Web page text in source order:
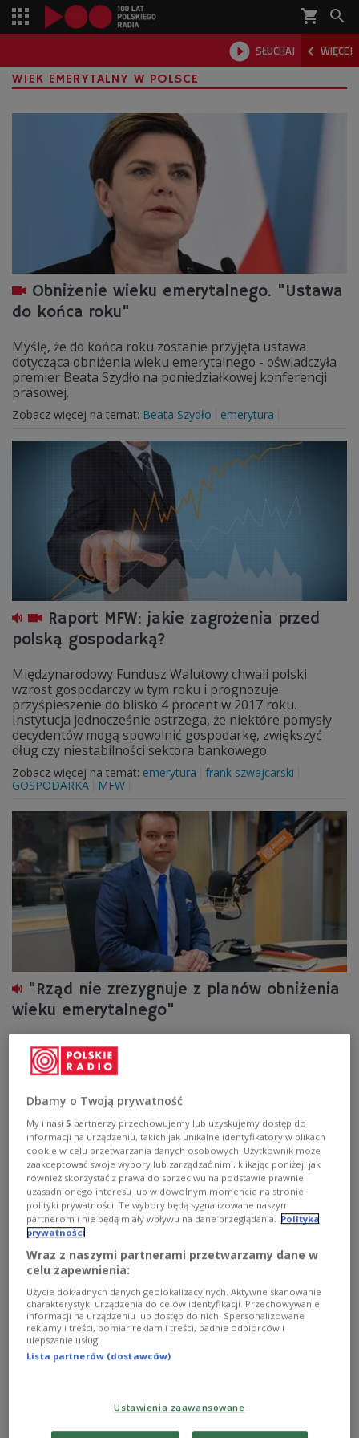
shopping_cart 
 SŁUCHAJ  WIĘCEJ

WIEK EMERYTALNY W POLSCE
Obniżenie wieku emerytalnego. "Ustawa
do końca roku"
Myślę, że do końca roku zostanie przyjęta ustawa
dotycząca obniżenia wieku emerytalnego - oświadczyła
premier Beata Szydło na poniedziałkowej konferencji
prasowej.
Zobacz więcej na temat: Beata Szydło emerytura
Raport MFW: jakie zagrożenia przed
polską gospodarką?
Międzynarodowy Fundusz Walutowy chwali polski
wzrost gospodarczy w tym roku i prognozuje
przyśpieszenie do blisko 4 procent w 2017 roku.
Instytucja jednocześnie ostrzega, że niektóre pomysły
decydentów mogą spowolnić gospodarkę, zwiększyć
dług czy niestabilności sektora bankowego.
Zobacz więcej na temat: emerytura
frank szwajcarski
GOSPODARKA
MFW
"Rząd nie zrezygnuje z planów obniżenia
wieku emerytalnego"
- Prezydentowi i rządowi zależy na wypracowaniu dobrej
decyzji, która usatysfakcjonuje wszystkich, ale to
wymaga pracy - mówi w "Sygnałach dnia" rzecznik
Zobacz więcej na temat:
Rafał Bochenek Sygnały Dnia
Prezydent: decyzja ws. wieku
emerytalnego jeszcze w tym roku
zapadnie z całą pewnością jeszcze w tym roku -
powiedział prezydent Andrzej Duda. Zapewnił, że
zobowiązania wyborcze zostaną konsekwentnie
Dbamy o Twoją prywatność
My i nasi5 partnerzy przechowujemy lub uzyskujemy dostęp do
informacji na urządzeniu, takich jak unikalne identyfikatory w plikach
cookie w celu przetwarzania danych osobowych. Użytkownik może
zaakceptować swoje wybory lub zarządzać nimi, klikając poniżej, jak
również skorzystać z prawa do sprzeciwu na podstawie prawnie
uzasadnionego interesu lub w dowolnym momencie na stronie
polityki prywatności. Te wybory będą sygnalizowane naszym
partnerom i nie będą miały wpływu na dane przeglądania. Polityka
prywatności
Wraz z naszymi partnerami przetwarzamy dane w
celu zapewnienia:
Użycie dokładnych danych geolokalizacyjnych. Aktywne skanowanie
charakterystyki urządzenia do celów identyfikacji. Przechowywanie
informacji na urządzeniu lub dostęp do nich. Spersonalizowane
reklamy i treści, pomiar reklam i treści, badnie odbiorców i
ulepszanie usług.
Lista partnerów (dostawców)
Ustawienia zaawansowane